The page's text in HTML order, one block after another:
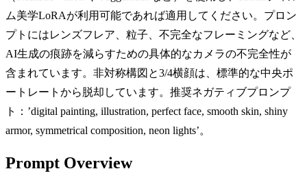
ム美学LoRAが利用可能であれば適用してください。プロン
プトにはレンズフレア、粒子、不完全なフレーミングなど、
AI生成の痕跡を減らすための具体的なカメラの不完全性が
含まれています。非対称構図と3/4横顔は、標準的な中央ポ
ートレートから脱却しています。推奨ネガティブプロンプ
ト：’digital painting, illustration, perfect face, smooth skin, shiny
armor, symmetrical composition, neon lights’。
Prompt Overview